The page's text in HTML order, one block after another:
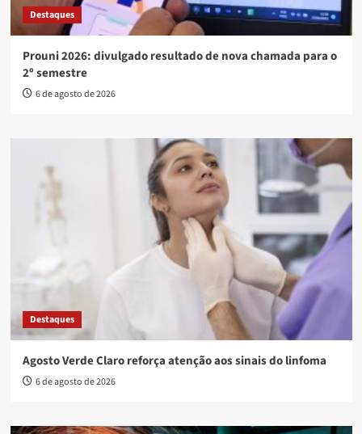
Destaques
Prouni 2026: divulgado resultado de nova chamada para o
2º semestre
6 de agosto de 2026
Destaques
Agosto Verde Claro reforça atenção aos sinais do linfoma
6 de agosto de 2026